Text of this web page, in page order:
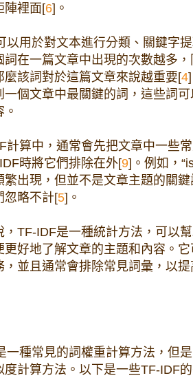
陣裡面[6]。
以用於對文本進行分類、關鍵字
詞在一篇文章中出現的次數越多
麼該詞對於這篇文章來說越重要[4
一個文章中最關鍵的詞，這些詞
計算中，通常會先把文章中一些
時將它們排除在外[9]。例如，
繁出現，但並不是文章主題的關
忽略不計[5]。
，TF-IDF是一種統計方法，可以
更好地了解文章的主題和內容。
，並且通常會排除常見詞彙，以
一種常見的詞權重計算方法，但
度計算方法。以下是一些TF-IDF